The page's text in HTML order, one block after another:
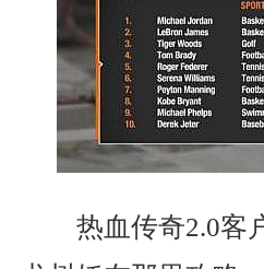
热血传奇2.0客